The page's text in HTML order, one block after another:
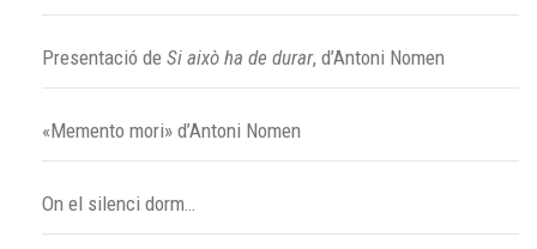
Presentació de Si això ha de durar, d’Antoni Nomen
«Memento mori» d’Antoni Nomen
On el silenci dorm…